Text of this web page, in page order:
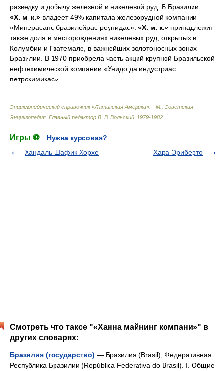
разведку и добычу железной и никелевой руд. В Бразилии
«X. м. к.» владеет 49% капитала железорудной компании
«Минерасанс бразилейрас реунидас». «X. м. к.» принадлежит
также доля в месторождениях никелевых руд, открытых в
Колумбии и Гватемале, в важнейших золотоносных зонах
Бразилии. В 1970 приобрела часть акций крупной Бразильской
нефтехимической компании «Унидо да индустриас
петрокимикас»
Энциклопедический справочник «Латинская Америка». - М.: Советская
Энциклопедия Главный редактор В. В. Вольский 1979-1982
Игры ⚽
Нужна курсовая?
Хандаль Шафик Хорхе
Хара Эриберто
Смотреть что такое "«Ханна майнинг компани»" в
других словарях:
Бразилия (государство) — Бразилия (Brasil), Федеративная
Республика Бразилии (República Federativa do Brasil). I. Общие